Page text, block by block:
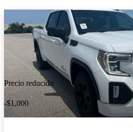
Precio reducido
-$1,000